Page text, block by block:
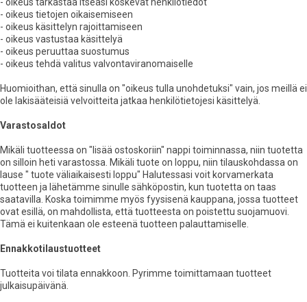
- oikeus tietojen oikaisemiseen
- oikeus käsittelyn rajoittamiseen
- oikeus vastustaa käsittelyä
- oikeus peruuttaa suostumus
- oikeus tehdä valitus valvontaviranomaiselle
Huomioithan, että sinulla on "oikeus tulla unohdetuksi" vain, jos meillä ei
ole lakisääteisiä velvoitteita jatkaa henkilötietojesi käsittelyä.
Varastosaldot
Mikäli tuotteessa on "lisää ostoskoriin" nappi toiminnassa, niin tuotetta
on silloin heti varastossa. Mikäli tuote on loppu, niin tilauskohdassa on
lause " tuote väliaikaisesti loppu" Halutessasi voit korvamerkata
tuotteen ja lähetämme sinulle sähköpostin, kun tuotetta on taas
saatavilla. Koska toimimme myös fyysisenä kauppana, jossa tuotteet
ovat esillä, on mahdollista, että tuotteesta on poistettu suojamuovi.
Tämä ei kuitenkaan ole esteenä tuotteen palauttamiselle.
Ennakkotilaustuotteet
Tuotteita voi tilata ennakkoon. Pyrimme toimittamaan tuotteet
julkaisupäivänä.